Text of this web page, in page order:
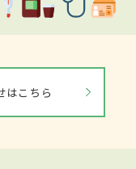
はこちら